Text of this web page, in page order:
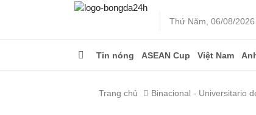
Thứ Năm, 06/08/2026
Tin nóng ASEAN Cup Việt Nam
Trang chủ Binacional - Universitario